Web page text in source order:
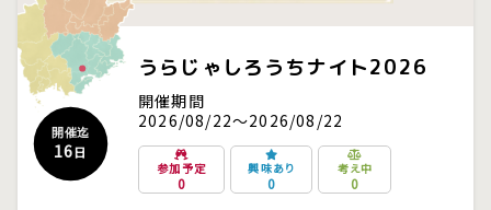
うらじゃしろうちナイト2026
開催迄
16日
開催期間
2026/08/22～2026/08/22
参加予定
0
興味あり
0
考え中
0